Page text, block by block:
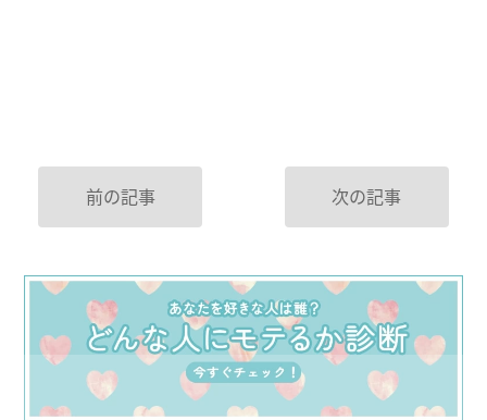
前の記事 次の記事